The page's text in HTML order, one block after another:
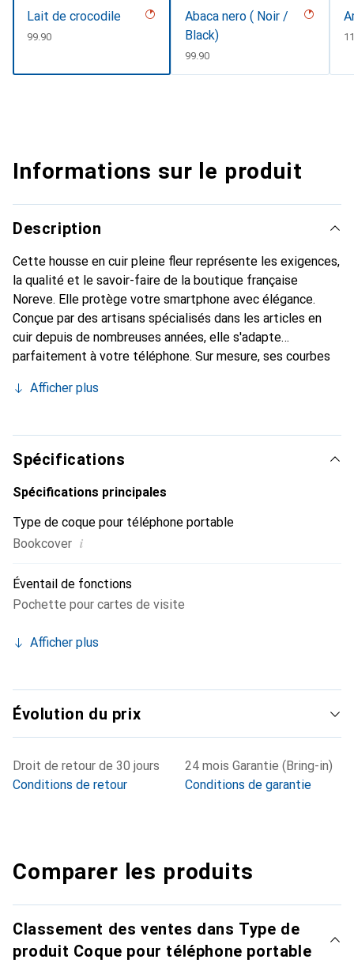
Lait de crocodile
CHF
99.90
Abaca nero ( Noir /
Black)
CHF
99.90
Informations sur le produit
Description
Cette housse en cuir pleine fleur représente les exigences,
la qualité et le savoir-faire de la boutique française
Noreve. Elle protège votre smartphone avec élégance.
Conçue par des artisans spécialisés dans les articles en
cuir depuis de nombreuses années, elle s'adapte
parfaitement à votre téléphone. Sur mesure, ses courbes
devient l'accessoire chic et indispensable pour votre
produits de haute qualité, la marque Noreve est un choix
sûr pour une clientèle exigeante.
Afficher plus
Spécifications
Spécifications principales
Type de coque pour téléphone portable
Bookcover i
Éventail de fonctions
Pochette pour cartes de visite
Afficher plus
Évolution du prix
Droit de retour de 30 jours
Conditions de retour
24 mois Garantie (Bring-in)
Conditions de garantie
Comparer les produits
Classement des ventes dans Type de
produit Coque pour téléphone portable